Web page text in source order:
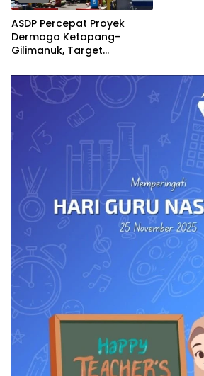
ASDP Percepat Proyek
Dermaga Ketapang-
Gilimanuk, Target
dan Lebaran